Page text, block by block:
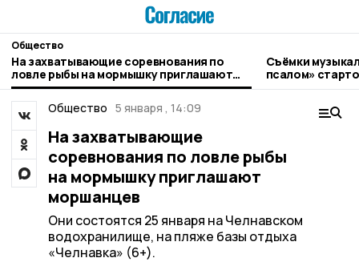
Общество
На захватывающие соревнования по
ловле рыбы на мормышку приглашают
моршанцев
Съёмки
псалом»
Общество 5 января , 14:09
На захватывающие
соревнования по ловле рыбы
на мормышку приглашают
моршанцев
Они состоятся 25 января на Челнавском
водохранилище, на пляже базы отдыха
«Челнавка» (6+).